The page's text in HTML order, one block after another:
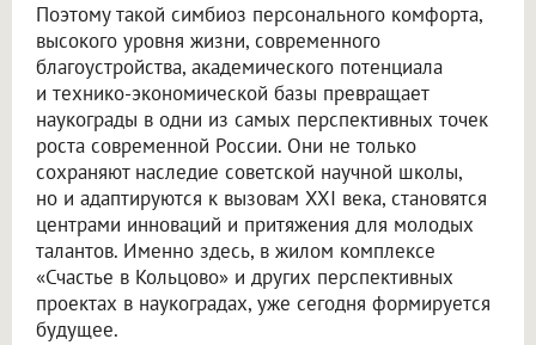
Поэтому такой симбиоз персонального комфорта,
высокого уровня жизни, современного
благоустройства, академического потенциала
и технико-экономической базы превращает
наукограды в одни из самых перспективных точек
роста современной России. Они не только
сохраняют наследие советской научной школы,
но и адаптируются к вызовам XXI века, становятся
центрами инноваций и притяжения для молодых
талантов. Именно здесь, в жилом комплексе
«Счастье в Кольцово» и других перспективных
проектах в наукоградах, уже сегодня формируется
будущее.